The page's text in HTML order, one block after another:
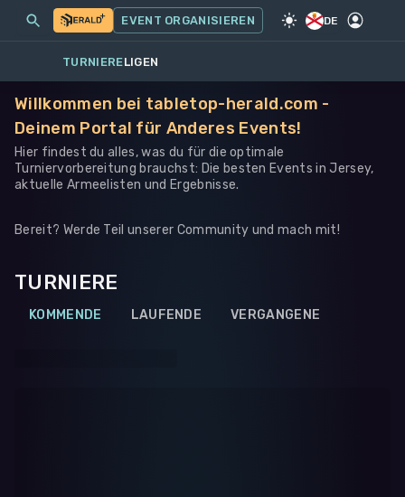
SPIEL·ANDERES
MEINE EVENTS MEHR
EVENT ORGANISIEREN DE
TURNIERELIGEN
Willkommen bei tabletop-herald.com -
Deinem Portal für Anderes Events!
Hier findest du alles, was du für die optimale
Turniervorbereitung brauchst: Die besten Events in Jersey,
aktuelle Armeelisten und Ergebnisse.
Bereit? Werde Teil unserer Community und mach mit!
TURNIERE
KOMMENDE LAUFENDE VERGANGENE